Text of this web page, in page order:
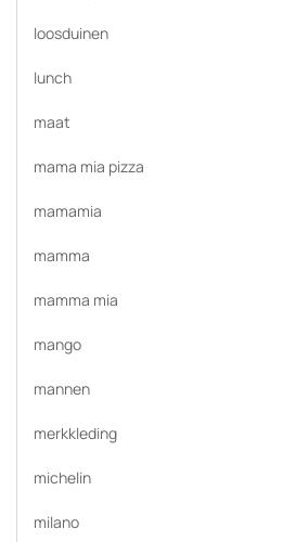
loosduinen
lunch
maat
mama mia pizza
mamamia
mamma
mamma mia
mango
mannen
merkkleding
michelin
milano